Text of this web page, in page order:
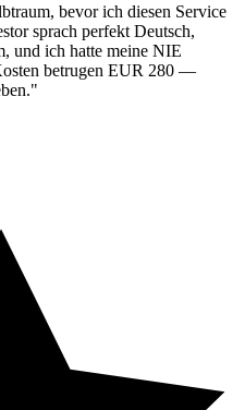
bevor ich diesen Service
sprach perfekt Deutsch,
und ich hatte meine NIE
betrugen EUR 280 —